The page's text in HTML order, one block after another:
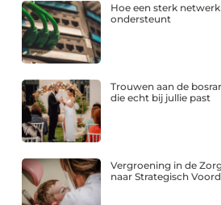
Hoe een sterk
ondersteunt
Trouwen aan de
die echt bij jullie past
Vergroening in de
naar Strategisch